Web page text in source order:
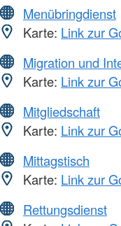
Menübringdienst
Karte: Link zur
Migration und
Karte: Link zur
Mitgliedschaft
Karte: Link zur
Mittagstisch
Karte: Link zur
Rettungsdienst